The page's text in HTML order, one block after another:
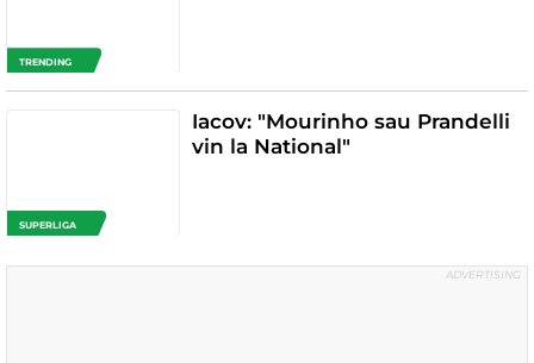
TRENDING
SUPERLIGA
Iacov: "Mourinho sau Prandelli
vin la National"